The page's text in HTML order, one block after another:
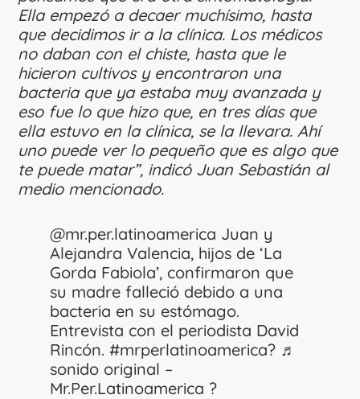
Ella empezó a decaer muchísimo, hasta
que decidimos ir a la clínica. Los médicos
no daban con el chiste, hasta que le
hicieron cultivos y encontraron una
bacteria que ya estaba muy avanzada y
eso fue lo que hizo que, en tres días que
ella estuvo en la clínica, se la llevara. Ahí
uno puede ver lo pequeño que es algo que
te puede matar”, indicó Juan Sebastián al
medio mencionado.
@mr.per.latinoamerica Juan y
Alejandra Valencia, hijos de ‘La
Gorda Fabiola’, confirmaron que
su madre falleció debido a una
bacteria en su estómago.
Entrevista con el periodista David
Rincón.#mrperlatinoamerica? ♬
sonido original –
Mr.Per.Latinoamerica ?